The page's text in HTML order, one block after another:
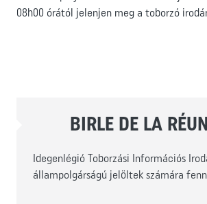
08h00 órától jelenjen meg a toborzó
BIRLE DE LA
Idegenlégió Toborzási Információs
állampolgárságú jelöltek számára